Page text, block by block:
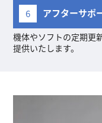
6 アフターサポ
機体やソフトの定期更
提供いたします。